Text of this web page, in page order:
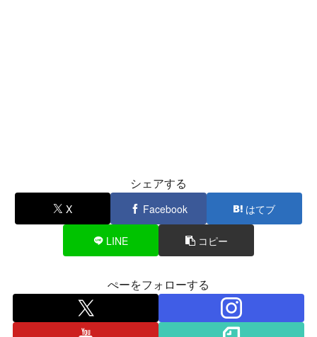
シェアする
X Facebook はてブ
LINE コピー
ぺーをフォローする